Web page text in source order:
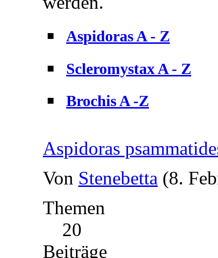
Aspidoras A - Z
Scleromystax A - Z
Brochis A -Z
Aspidoras
Von Stenebetta (8.
Themen
20
Beiträge